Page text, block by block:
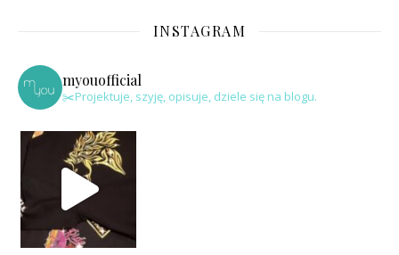
INSTAGRAM
myouofficial
✂️Projektuje, szyję, opisuje, dziele się na blogu.